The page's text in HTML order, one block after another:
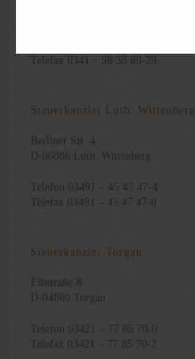
Telefax 0341 – 98 38 88-29
Steuerkanzlei Luth. Wittenberg
Berliner Str. 4
D-06886 Luth. Wittenberg
Telefon 03491 – 45 47 47-4
Telefax 03491 – 45 47 47-8
Steuerkanzlei Torgau
Elbstraße 8
D-04860 Torgau
Telefon 03421 – 77 85 70-0
Telefax 03421 – 77 85 70-2